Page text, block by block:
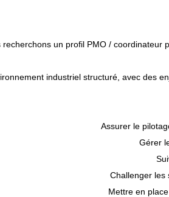
un profil PMO /
industriel structuré, avec des